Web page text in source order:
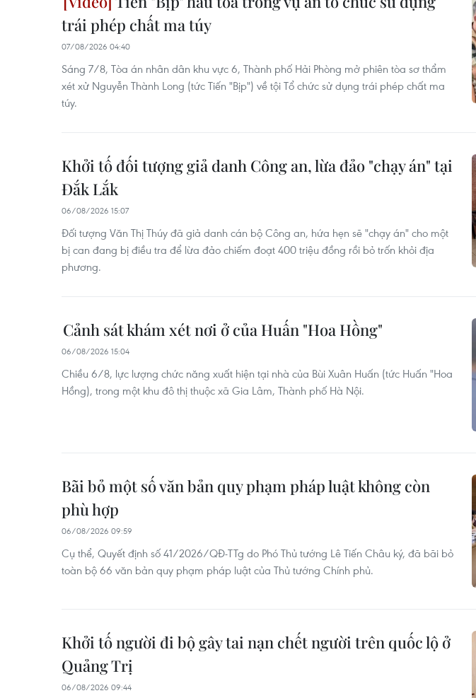
trái phép chất ma túy
07/08/2026 04:40
Sáng 7/8, Tòa án nhân dân khu vực 6, Thành phố Hải Phòng mở phiên tòa sơ thẩm
xét xử Nguyễn Thành Long (tức Tiến "Bịp") về tội Tổ chức sử dụng trái phép chất ma
túy.
Khởi tố đối tượng giả danh Công an, lừa đảo "chạy án" tại
Đắk Lắk
06/08/2026 15:07
Đối tượng Văn Thị Thúy đã giả danh cán bộ Công an, hứa hẹn sẽ "chạy án" cho một
bị can đang bị điều tra để lừa đảo chiếm đoạt 400 triệu đồng rồi bỏ trốn khỏi địa
phương.
Cảnh sát khám xét nơi ở của Huấn "Hoa Hồng"
06/08/2026 15:04
Chiều 6/8, lực lượng chức năng xuất hiện tại nhà của Bùi Xuân Huấn (tức Huấn "Hoa
Hồng), trong một khu đô thị thuộc xã Gia Lâm, Thành phố Hà Nội.
Bãi bỏ một số văn bản quy phạm pháp luật không còn
phù hợp
06/08/2026 09:59
Cụ thể, Quyết định số 41/2026/QĐ-TTg do Phó Thủ tướng Lê Tiến Châu ký, đã bãi bỏ
toàn bộ 66 văn bản quy phạm pháp luật của Thủ tướng Chính phủ.
Khởi tố người đi bộ gây tai nạn chết người trên quốc lộ ở
Quảng Trị
06/08/2026 09:44